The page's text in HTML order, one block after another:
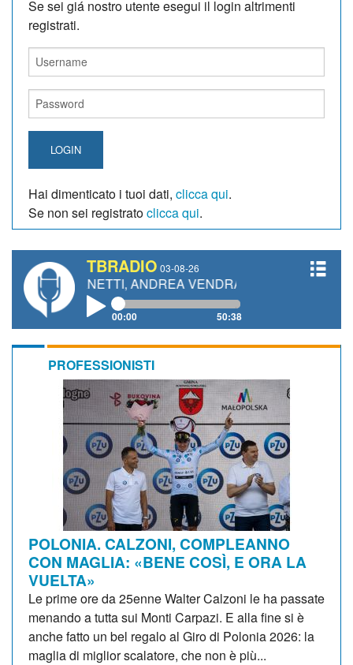
Se sei giá nostro utente esegui il login altrimenti
registrati.
LOGIN
Hai dimenticato i tuoi dati, clicca qui.
Se non sei registratoclicca qui.
TBRADIO 03-08-26
GIANETTI, ANDREA VENDRAME, FILIPPO FIORELLI
00:00 50:38
PROFESSIONISTI
POLONIA. CALZONI, COMPLEANNO
CON MAGLIA: «BENE COSÌ, E ORA LA
VUELTA»
Le prime ore da 25enne Walter Calzoni le ha passate
menando a tutta sui Monti Carpazi. E alla fine si è
anche fatto un bel regalo al Giro di Polonia 2026: la
maglia di miglior scalatore, che non è più...